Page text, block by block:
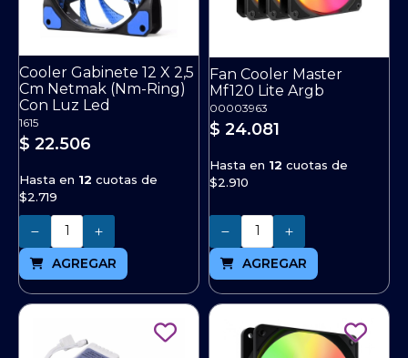
Cooler Gabinete 12 X 2,5
Cm Netmak (Nm-Ring)
Con Luz Led
1615
$ 22.506
Hasta en 12 cuotas de
$2.719
Cantidad
AGREGAR
Fan Cooler Master
Mf120 Lite Argb
00003963
$ 24.081
Hasta en 12 cuotas de
$2.910
Cantidad
AGREGAR